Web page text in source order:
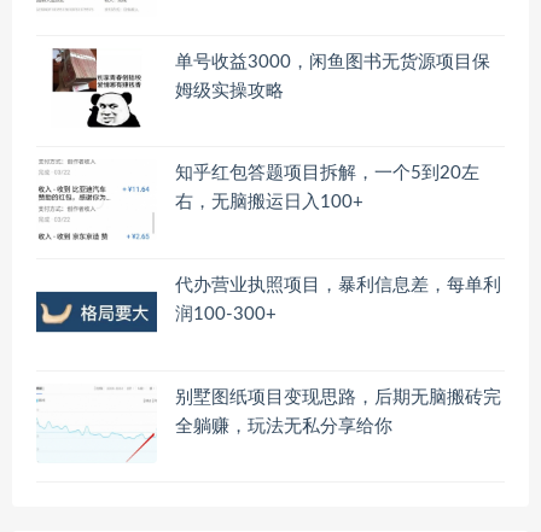
单号收益3000，闲鱼图书无货源项目保
姆级实操攻略
知乎红包答题项目拆解，一个5到20左
右，无脑搬运日入100+
代办营业执照项目，暴利信息差，每单利
润100-300+
别墅图纸项目变现思路，后期无脑搬砖完
全躺赚，玩法无私分享给你